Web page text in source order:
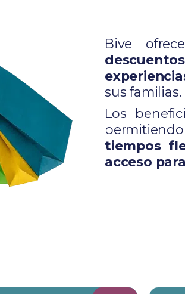
Bive
sus familias.
Los
permitiendo
tiempos
acceso